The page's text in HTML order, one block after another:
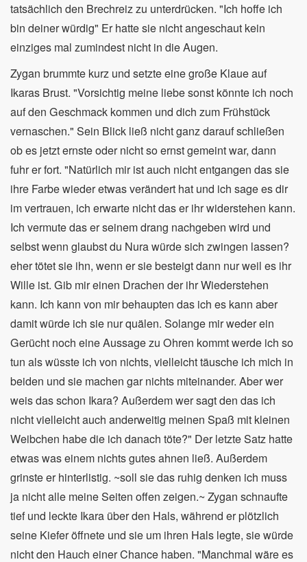
tatsächlich den Brechreiz zu unterdrücken. "Ich hoffe ich
bin deiner würdig" Er hatte sie nicht angeschaut kein
einziges mal zumindest nicht in die Augen.
Zygan brummte kurz und setzte eine große Klaue auf
Ikaras Brust. "Vorsichtig meine liebe sonst könnte ich noch
auf den Geschmack kommen und dich zum Frühstück
vernaschen." Sein Blick ließ nicht ganz darauf schließen
ob es jetzt ernste oder nicht so ernst gemeint war, dann
fuhr er fort. "Natürlich mir ist auch nicht entgangen das sie
ihre Farbe wieder etwas verändert hat und ich sage es dir
im vertrauen, ich erwarte nicht das er ihr widerstehen kann.
Ich vermute das er seinem drang nachgeben wird und
selbst wenn glaubst du Nura würde sich zwingen lassen?
eher tötet sie ihn, wenn er sie besteigt dann nur weil es ihr
Wille ist. Gib mir einen Drachen der ihr Wiederstehen
kann. Ich kann von mir behaupten das ich es kann aber
damit würde ich sie nur quälen. Solange mir weder ein
Gerücht noch eine Aussage zu Ohren kommt werde ich so
tun als wüsste ich von nichts, vielleicht täusche ich mich in
beiden und sie machen gar nichts miteinander. Aber wer
weis das schon Ikara? Außerdem wer sagt den das ich
nicht vielleicht auch anderweitig meinen Spaß mit kleinen
Weibchen habe die ich danach töte?" Der letzte Satz hatte
etwas was einem nichts gutes ahnen ließ. Außerdem
grinste er hinterlistig. ~soll sie das ruhig denken ich muss
ja nicht alle meine Seiten offen zeigen.~ Zygan schnaufte
tief und leckte Ikara über den Hals, während er plötzlich
seine Kiefer öffnete und sie um ihren Hals legte, sie würde
nicht den Hauch einer Chance haben. "Manchmal wäre es